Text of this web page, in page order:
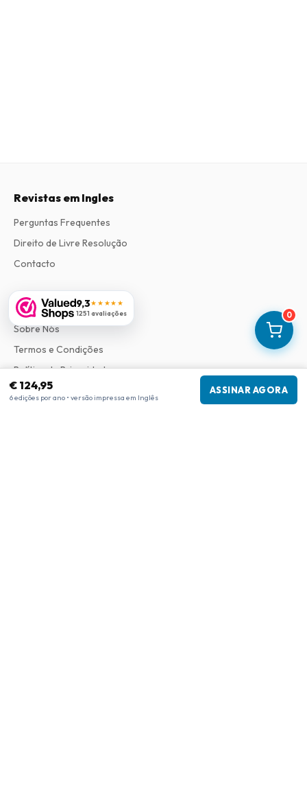
0
€ 124,95
6 edições por ano • versão impressa em Inglês
ASSINAR AGORA
9,3★★★★★
1251 avaliações
Revistas em Ingles
Perguntas Frequentes
Direito de Livre Resolução
Contacto
Informações
Sobre Nós
Termos e Condições
Política de Privacidade
Procedimento de Reclamações